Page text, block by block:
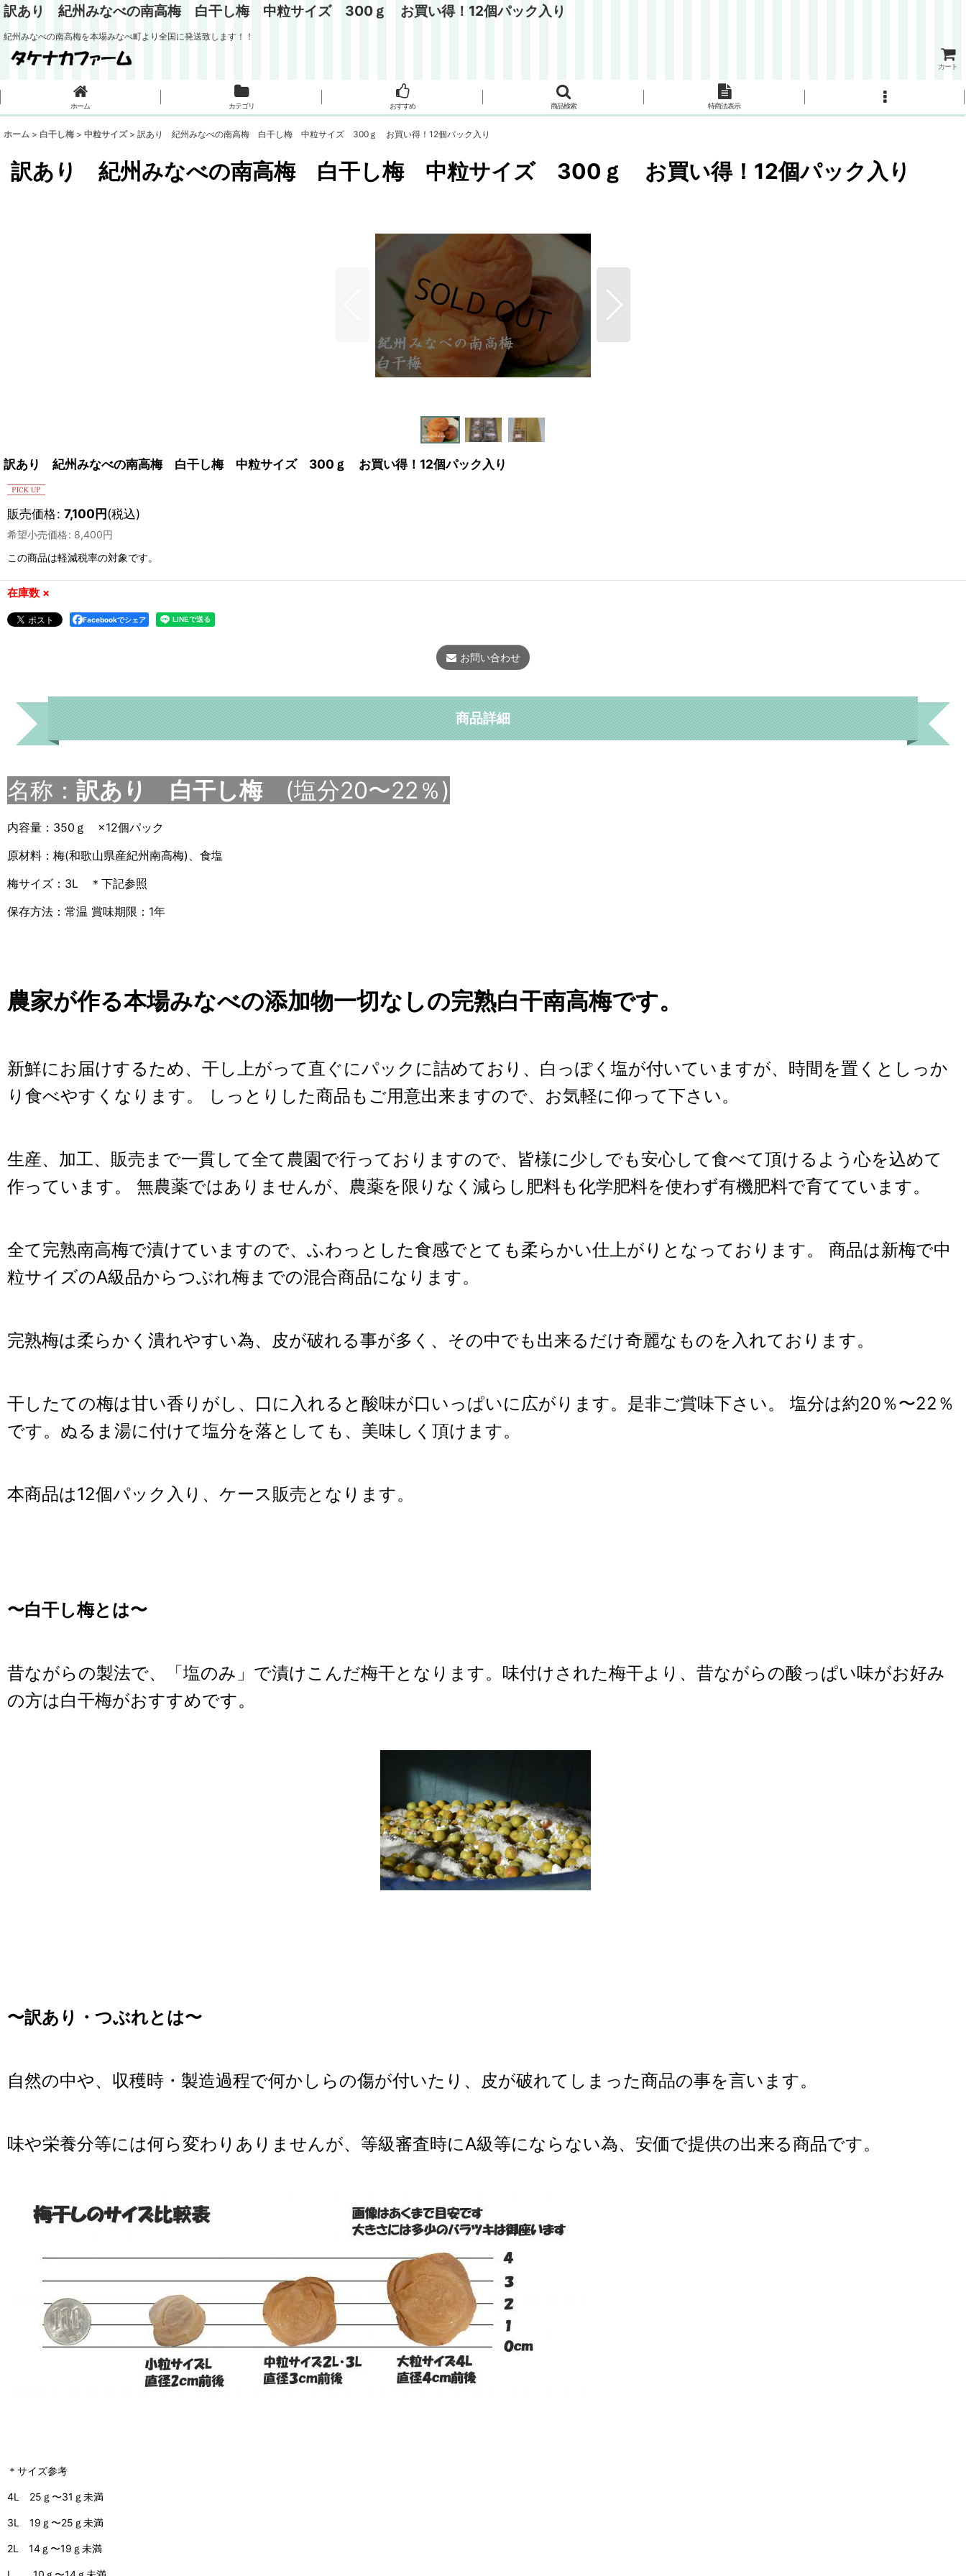
訳あり 紀州みなべの南高梅 白干し梅 中粒サイズ 300ｇ お買い得！12個パック入り
紀州みなべの南高梅を本場みなべ町より全国に発送致します！！
カート
ホーム カテゴリ おすすめ 商品検索 特商法表示
ホーム > 白干し梅 > 中粒サイズ > 訳あり 紀州みなべの南高梅 白干し梅 中粒サイズ 300ｇ お買い得！12個パック入り
訳あり 紀州みなべの南高梅 白干し梅 中粒サイズ 300ｇ お買い得！12個パック入り
訳あり 紀州みなべの南高梅 白干し梅 中粒サイズ 300ｇ お買い得！12個パック入り
販売価格: 7,100円(税込)
希望小売価格: 8,400円
この商品は軽減税率の対象です。
在庫数 ×
Facebookでシェア
お問い合わせ
商品詳細
名称： 訳あり 白干し梅(塩分20〜22％)
内容量：350ｇ ×12個パック
原材料：梅(和歌山県産紀州南高梅)、食塩
梅サイズ：3L ＊下記参照
保存方法：常温 賞味期限：1年
農家が作る本場みなべの添加物一切なしの完熟白干南高梅です。
新鮮にお届けするため、干し上がって直ぐにパックに詰めており、白っぽく塩が付いていますが、時間を置くとしっか
り食べやすくなります。 しっとりした商品もご用意出来ますので、お気軽に仰って下さい。
生産、加工、販売まで一貫して全て農園で行っておりますので、皆様に少しでも安心して食べて頂けるよう心を込めて
作っています。 無農薬ではありませんが、農薬を限りなく減らし肥料も化学肥料を使わず有機肥料で育てています。
全て完熟南高梅で漬けていますので、ふわっとした食感でとても柔らかい仕上がりとなっております。 商品は新梅で中
粒サイズのA級品からつぶれ梅までの混合商品になります。
完熟梅は柔らかく潰れやすい為、皮が破れる事が多く、その中でも出来るだけ奇麗なものを入れております。
干したての梅は甘い香りがし、口に入れると酸味が口いっぱいに広がります。是非ご賞味下さい。 塩分は約20％〜22％
です。ぬるま湯に付けて塩分を落としても、美味しく頂けます。
本商品は12個パック入り、ケース販売となります。
〜白干し梅とは〜
昔ながらの製法で、「塩のみ」で漬けこんだ梅干となります。味付けされた梅干より、昔ながらの酸っぱい味がお好み
の方は白干梅がおすすめです。
〜訳あり・つぶれとは〜
自然の中や、収穫時・製造過程で何かしらの傷が付いたり、皮が破れてしまった商品の事を言います。
味や栄養分等には何ら変わりありませんが、等級審査時にA級等にならない為、安価で提供の出来る商品です。
＊サイズ参考
4L 25ｇ〜31ｇ未満
3L 19ｇ〜25ｇ未満
2L 14ｇ〜19ｇ未満